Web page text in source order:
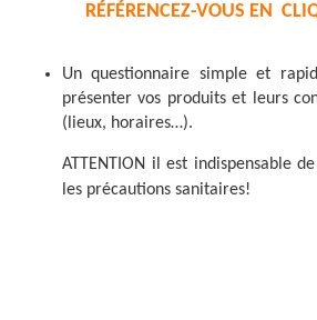
RÉFÉRENCEZ-VOUS EN
Un questionnaire simple et
présenter vos produits et leurs
(lieux, horaires…).
ATTENTION il est indispensable
les précautions sanitaires!